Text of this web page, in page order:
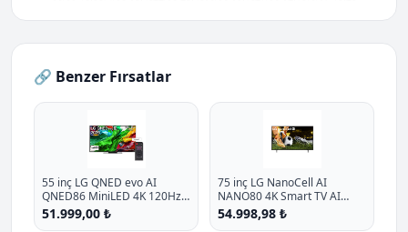
🔗 Benzer Fırsatlar
55 inç LG QNED evo AI
QNED86 MiniLED 4K 120Hz
Smart TV AI Sihirli Kumanda
webOS25 2025
51.999,00 ₺
75 inç LG NanoCell AI
NANO80 4K Smart TV AI
Sihirli Kumanda HDR10
webOS25 2025
54.998,98 ₺